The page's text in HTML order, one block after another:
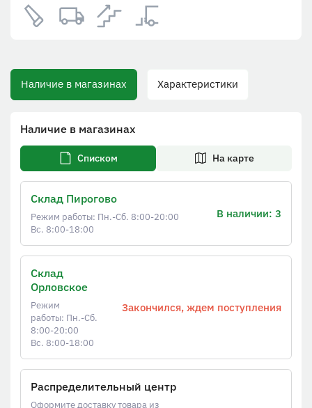
Наличие в магазинах Характеристики
Наличие в магазинах
Списком На карте
Склад Пирогово
Режим работы: Пн.-Сб. 8:00-20:00
Вс. 8:00-18:00
В наличии: 3
Склад
Орловское
Режим
работы: Пн.-Сб.
8:00-20:00
Вс. 8:00-18:00
Закончился, ждем поступления
Распределительный центр
Оформите доставку товара из